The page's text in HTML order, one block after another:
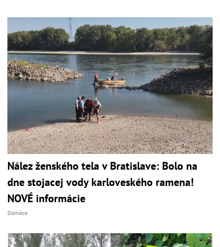
Nález ženského tela v Bratislave: Bolo na
dne stojacej vody karloveského ramena!
NOVÉ informácie
Domáce